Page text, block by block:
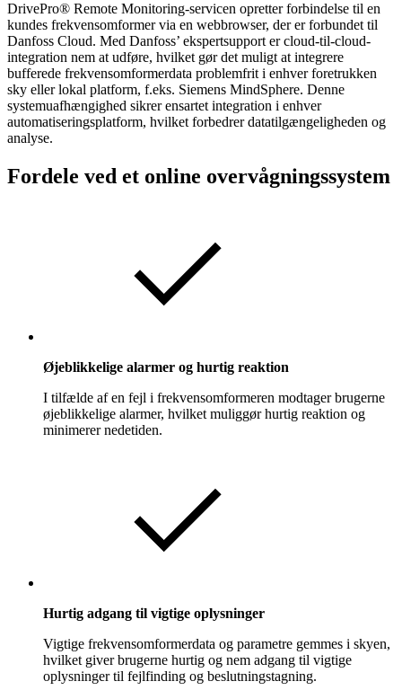
DrivePro® Remote Monitoring-servicen opretter forbindelse til en
kundes frekvensomformer via en webbrowser, der er forbundet til
Danfoss Cloud. Med Danfoss’ ekspertsupport er cloud-til-cloud-
integration nem at udføre, hvilket gør det muligt at integrere
bufferede frekvensomformerdata problemfrit i enhver foretrukken
sky eller lokal platform, f.eks. Siemens MindSphere. Denne
systemuafhængighed sikrer ensartet integration i enhver
automatiseringsplatform, hvilket forbedrer datatilgængeligheden og
analyse.
Fordele ved et online overvågningssystem
Øjeblikkelige alarmer og hurtig reaktion
I tilfælde af en fejl i frekvensomformeren modtager brugerne
øjeblikkelige alarmer, hvilket muliggør hurtig reaktion og
minimerer nedetiden.
Hurtig adgang til vigtige oplysninger
Vigtige frekvensomformerdata og parametre gemmes i skyen,
hvilket giver brugerne hurtig og nem adgang til vigtige
oplysninger til fejlfinding og beslutningstagning.